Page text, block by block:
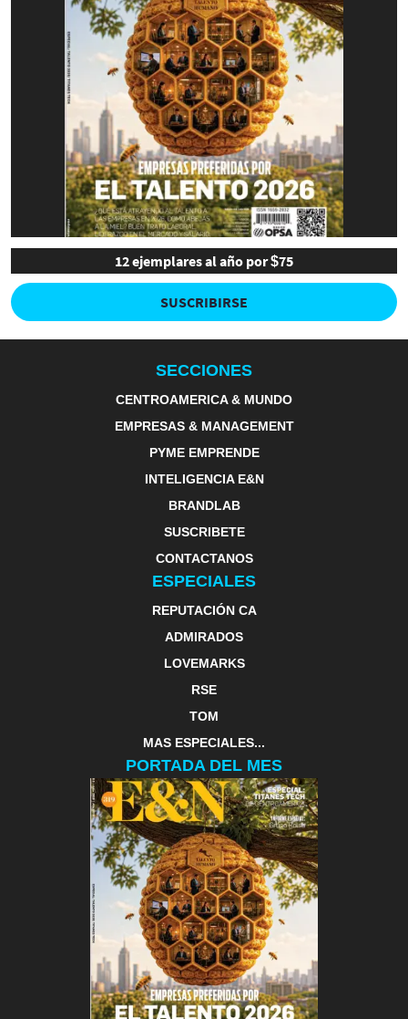
12 ejemplares al año por $75
SUSCRIBIRSE
SECCIONES
CENTROAMERICA & MUNDO
EMPRESAS & MANAGEMENT
PYME EMPRENDE
INTELIGENCIA E&N
BRANDLAB
SUSCRIBETE
CONTACTANOS
ESPECIALES
REPUTACIÓN CA
ADMIRADOS
LOVEMARKS
RSE
TOM
MAS ESPECIALES...
PORTADA DEL MES